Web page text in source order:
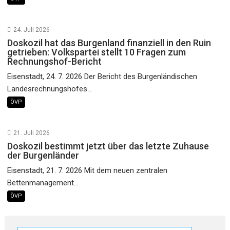
24. Juli 2026
Doskozil hat das Burgenland finanziell in den Ruin
getrieben: Volkspartei stellt 10 Fragen zum
Rechnungshof-Bericht
Eisenstadt, 24. 7. 2026 Der Bericht des Burgenländischen
Landesrechnungshofes...
ÖVP
21. Juli 2026
Doskozil bestimmt jetzt über das letzte Zuhause
der Burgenländer
Eisenstadt, 21. 7. 2026 Mit dem neuen zentralen
Bettenmanagement...
ÖVP